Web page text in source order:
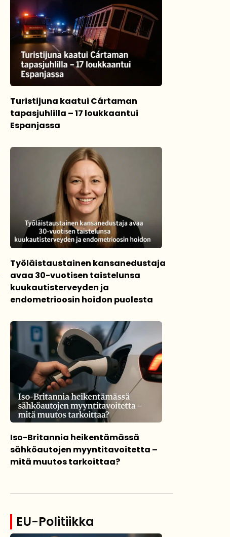
Turistijuna kaatui Cártaman
tapasjuhlilla – 17 loukkaantui
Espanjassa
Työläistaustainen kansanedustaja
avaa 30-vuotisen taistelunsa
kuukautisterveyden ja
endometrioosin hoidon puolesta
Iso-Britannia heikentämässä
sähköautojen myyntitavoitetta –
mitä muutos tarkoittaa?
EU-Politiikka